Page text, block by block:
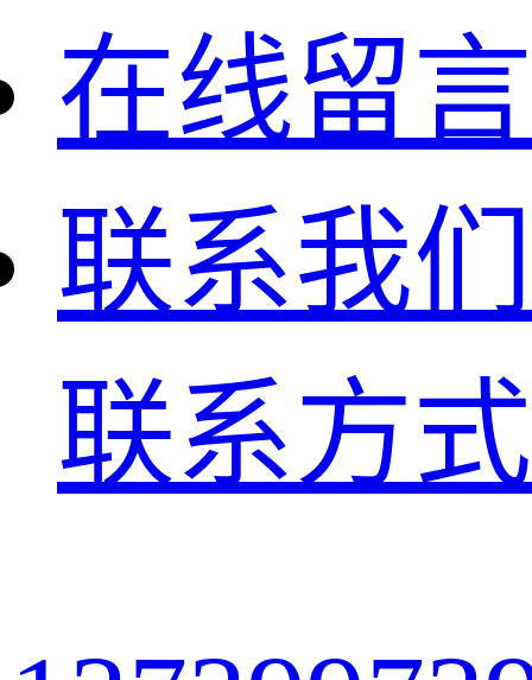
在线留言
联系我们
联系方式